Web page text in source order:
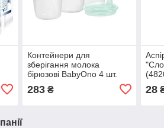
Контейнери для
зберігання молока
бірюзові BabyOno 4 шт.
283₴ 28